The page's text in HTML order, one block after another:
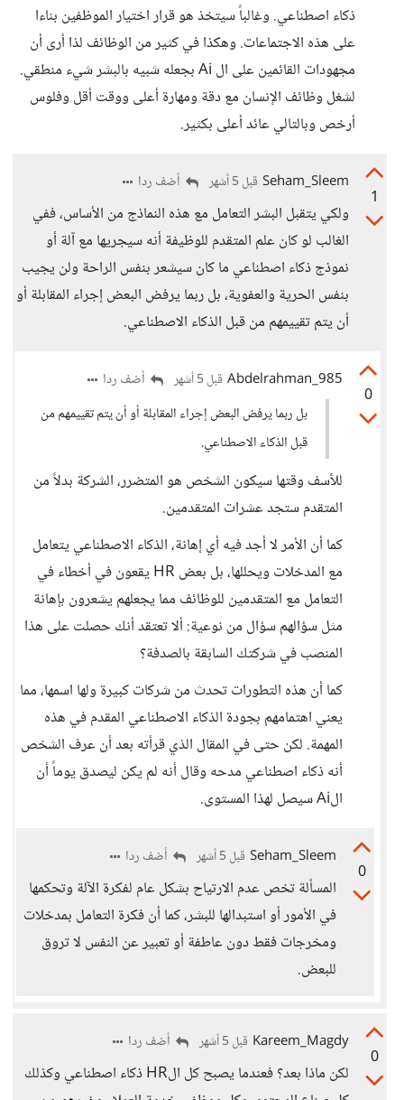
ذكاء اصطناعي. وغالباً سيتخذ هو قرار اختيار الموظفين بناءا
على هذه الاجتماعات. وهكذا في كثير من الوظائف لذا أرى أن
مجهودات القائمين على ال Ai بجعله شبيه بالبشر شيء منطقي.
لشغل وظائف الإنسان مع دقة ومهارة أعلى ووقت أقل وفلوس
أرخص وبالتالي عائد أعلى بكثير.
1
Seham_Sleem قبل 5 أشهر أضف ردا
ولكي يتقبل البشر التعامل مع هذه النماذج من الأساس، ففي
الغالب لو كان علم المتقدم للوظيفة أنه سيجريها مع آلة أو
نموذج ذكاء اصطناعي ما كان سيشعر بنفس الراحة ولن يجيب
بنفس الحرية والعفوية، بل ربما يرفض البعض إجراء المقابلة أو
أن يتم تقييمهم من قبل الذكاء الاصطناعي.
0
Abdelrahman_985 قبل 5 أشهر
أضف ردا
بل ربما يرفض البعض إجراء المقابلة أو أن يتم تقييمهم من
قبل الذكاء الاصطناعي.
للأسف وقتها سيكون الشخص هو المتضرر، الشركة بدلاً من
المتقدم ستجد عشرات المتقدمين.
كما أن الأمر لا أجد فيه أي إهانة، الذكاء الاصطناعي يتعامل
مع المدخلات ويحللها، بل بعض HR يقعون في أخطاء في
التعامل مع المتقدمين للوظائف مما يجعلهم يشعرون بإهانة
مثل سؤالهم سؤال من نوعية: ألا تعتقد أنك حصلت على هذا
المنصب في شركتك السابقة بالصدفة؟
كما أن هذه التطورات تحدث من شركات كبيرة ولها اسمها، مما
يعني اهتمامهم بجودة الذكاء الاصطناعي المقدم في هذه
المهمة. لكن حتى في المقال الذي قرأته بعد أن عرف الشخص
أنه ذكاء اصطناعي مدحه وقال أنه لم يكن ليصدق يوماً أن
الAi سيصل لهذا المستوى.
0
Seham_Sleem قبل 5 أشهر أضف ردا
المسألة تخص عدم الارتياح بشكل عام لفكرة الآلة وتحكمها
في الأمور أو استبدالها للبشر، كما أن فكرة التعامل بمدخلات
ومخرجات فقط دون عاطفة أو تعبير عن النفس لا تروق
للبعض.
0
Kareem_Magdy قبل 5 أشهر أضف ردا
لكن ماذا بعد؟ فعندما يصبح كل الHR ذكاء اصطناعي وكذلك